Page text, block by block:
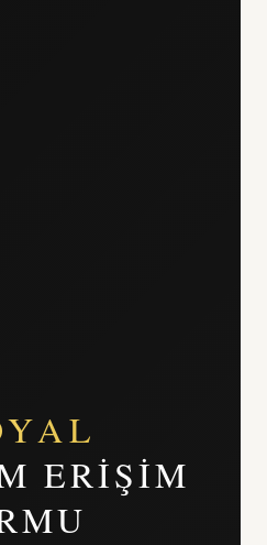
ERIŞIM